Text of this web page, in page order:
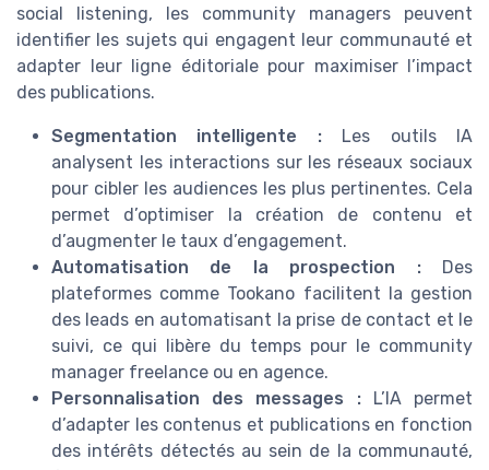
social listening, les community managers peuvent
identifier les sujets qui engagent leur communauté et
adapter leur ligne éditoriale pour maximiser l’impact
des publications.
Segmentation intelligente :Les outils IA
analysent les interactions sur les réseaux sociaux
pour cibler les audiences les plus pertinentes. Cela
permet d’optimiser la création de contenu et
d’augmenter le taux d’engagement.
Automatisation de la prospection :Des
plateformes comme Tookano facilitent la gestion
des leads en automatisant la prise de contact et le
suivi, ce qui libère du temps pour le community
manager freelance ou en agence.
Personnalisation des messages :L’IA permet
d’adapter les contenus et publications en fonction
des intérêts détectés au sein de la communauté,